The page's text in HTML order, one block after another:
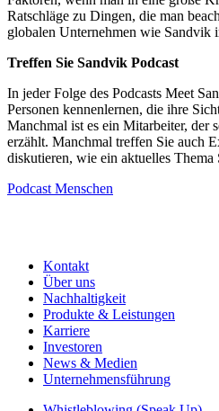
Ratschläge zu Dingen, die man
globalen Unternehmen wie Sandvik
Treffen Sie Sandvik Podcast
In jeder Folge des Podcasts Meet
Personen kennenlernen, die ihre
Manchmal ist es ein Mitarbeiter, der
erzählt. Manchmal treffen Sie auch
diskutieren, wie ein aktuelles Thema
Podcast Menschen
Kontakt
Über uns
Nachhaltigkeit
Produkte & Leistungen
Karriere
Investoren
News & Medien
Unternehmensführung